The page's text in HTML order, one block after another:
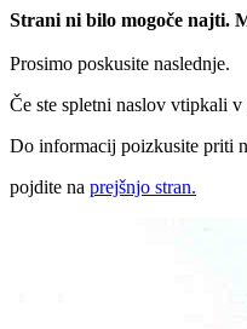
Strani ni bilo mogoče najti.
Prosimo poskusite naslednje.
Če ste spletni naslov vtipkali
Do informacij poizkusite priti
pojdite na prejšnjo stran.